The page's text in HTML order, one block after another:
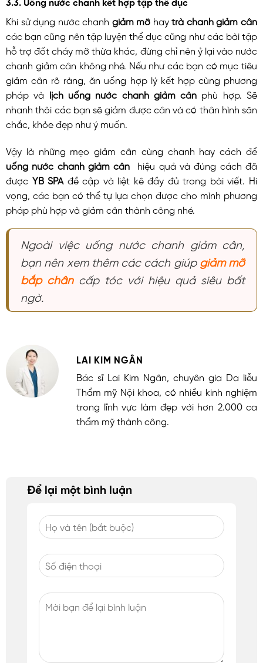
Khi sử dụng nước chanh giảm mỡ haytrà chanh giảm cân
các bạn cũng nên tập luyện thể dục cũng như các bài tập
hỗ trợ đốt cháy mỡ thừa khác, đừng chỉ nên ỷ lại vào nước
chanh giảm cân không nhé. Nếu như các bạn có mục tiêu
giảm cân rõ ràng, ăn uống hợp lý kết hợp cùng phương
pháp và lịch uống nước chanh giảm cân phù hợp. Sẽ
nhanh thôi các bạn sẽ giảm được cân và có thân hình săn
chắc, khỏe đẹp như ý muốn.
Vậy là những mẹo giảm cân cùng chanh hay cách để
uống nước chanh giảm cân hiệu quả và đúng cách đã
được YB SPA đề cập và liệt kê đầy đủ trong bài viết. Hi
vọng, các bạn có thể tự lựa chọn được cho mình phương
pháp phù hợp và giảm cân thành công nhé.
Ngoài việc uống nước chanh giảm cân,
bạn nên xem thêm các cách giúp giảm mỡ
bắp châncấp tóc với hiệu quả siêu bất
ngờ.
LAI KIM NGÂN
Bác sĩ Lai Kim Ngân, chuyên gia Da liễu
Thẩm mỹ Nội khoa, có nhiều kinh nghiệm
trong lĩnh vực làm đẹp với hơn 2.000 ca
thẩm mỹ thành công.
Để lại một bình luận